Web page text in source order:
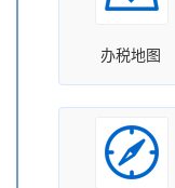
办税地图